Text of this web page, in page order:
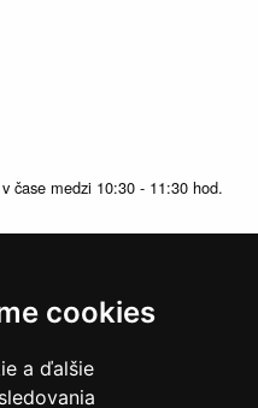
cookies
a ďalšie
čase medzi 10:30 - 11:30 hod.